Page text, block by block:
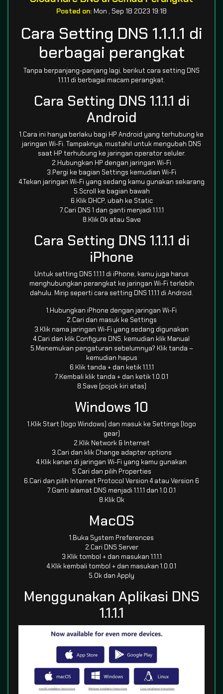
Posted on: Mon , Sep 18 2023 19:18
Cara Setting DNS 1.1.1.1 di
berbagai perangkat
Tanpa berpanjang-panjang lagi, berikut cara setting DNS
1.1.1.1 di berbagai macam perangkat.
Cara Setting DNS 1.1.1.1 di
Android
1.Cara ini hanya berlaku bagi HP Android yang terhubung ke
jaringan Wi-Fi. Tampaknya, mustahil untuk mengubah DNS
saat HP terhubung ke jaringan operator seluler.
2.Hubungkan HP dengan jaringan Wi-Fi
3.Pergi ke bagian Settings kemudian Wi-Fi
4.Tekan jaringan Wi-Fi yang sedang kamu gunakan sekarang
5.Scroll ke bagian bawah
6.Klik DHCP, ubah ke Static
7.Cari DNS 1 dan ganti menjadi 1.1.1.1
8.Klik Ok atau Save
Cara Setting DNS 1.1.1.1 di
iPhone
Untuk setting DNS 1.1.1.1 di iPhone, kamu juga harus
menghubungkan perangkat ke jaringan Wi-Fi terlebih
dahulu. Mirip seperti cara setting DNS 1.1.1.1 di Android.
1.Hubungkan iPhone dengan jaringan Wi-Fi
2.Cari dan masuk ke Settings
3.Klik nama jaringan Wi-Fi yang sedang digunakan
4.Cari dan klik Configure DNS, kemudian klik Manual
5.Menemukan pengaturan sebelumnya? Klik tanda –
kemudian hapus
6.Klik tanda + dan ketik 1.1.1.1
7.Kembali klik tanda + dan ketik 1.0.0.1
8.Save (pojok kiri atas)
Windows 10
1.Klik Start (logo Windows) dan masuk ke Settings (logo
gear)
2.Klik Network & Internet
3.Cari dan klik Change adapter options
4.Klik kanan di jaringan Wi-Fi yang kamu gunakan
5.Cari dan pilih Properties
6.Cari dan pilih Internet Protocol Version 4 atau Version 6
7.Ganti alamat DNS menjadi 1.1.1.1 dan 1.0.0.1
8.Klik Ok
MacOS
1.Buka System Preferences
2.Cari DNS Server
3.Klik tombol + dan masukan 1.1.1.1
4.Klik kembali tombol + dan masukan 1.0.0.1
5.Ok dan Apply
Menggunakan Aplikasi DNS
1.1.1.1